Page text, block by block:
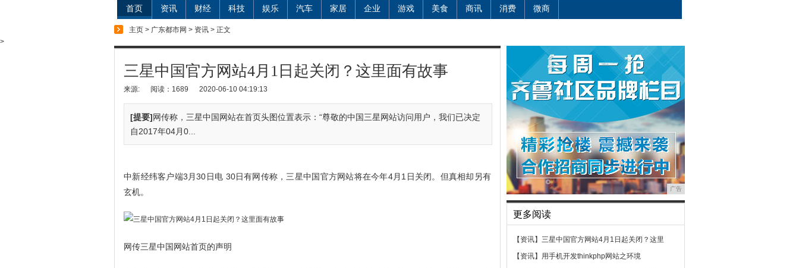
首页 资讯 财经 科技 娱乐 汽车 家居 企业 游戏 美食 商讯 消费 微商
主页 > 广东都市网 > 资讯 > 正文
>
三星中国官方网站4月1日起关闭？这里面有故事
来源: 阅读：1689 2020-06-10 04:19:13
[提要]网传称，三星中国网站在首页头图位置表示：“尊敬的中国三星网站访问用户，我们已决定
自2017年04月0...
中新经纬客户端3月30日电 30日有网传称，三星中国官方网站将在今年4月1日关闭。但真相却另有
玄机。
网传三星中国网站首页的声明
广告
更多阅读
【资讯】 三星中国官方网站4月1日起关闭？这里
【资讯】 用手机开发thinkphp网站之环境